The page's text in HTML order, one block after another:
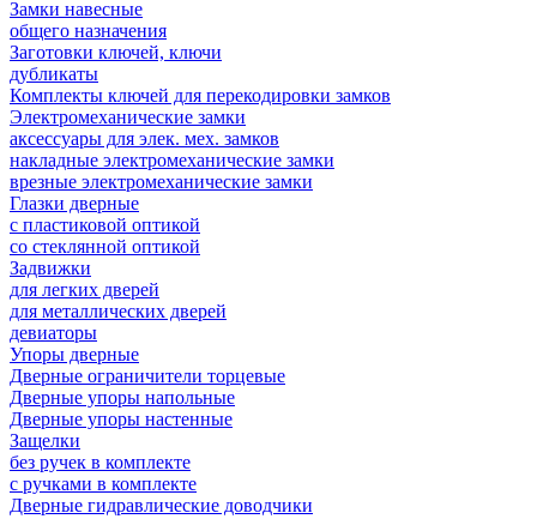
Замки навесные
общего назначения
Заготовки ключей, ключи
дубликаты
Комплекты ключей для перекодировки замков
Электромеханические замки
аксессуары для элек. мех. замков
накладные электромеханические замки
врезные электромеханические замки
Глазки дверные
с пластиковой оптикой
со стеклянной оптикой
Задвижки
для легких дверей
для металлических дверей
девиаторы
Упоры дверные
Дверные ограничители торцевые
Дверные упоры напольные
Дверные упоры настенные
Защелки
без ручек в комплекте
с ручками в комплекте
Дверные гидравлические доводчики